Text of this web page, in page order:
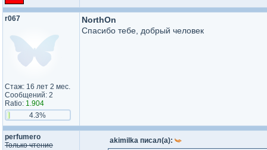
r067
Стаж: 16 лет 2 мес.
Сообщений: 2
Ratio: 1.904
4.3%
NorthOn
Спасибо тебе, добрый человек
perfumero
Только чтение
akimilka писал(а):